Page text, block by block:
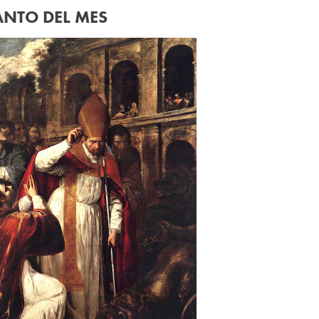
DEL MES